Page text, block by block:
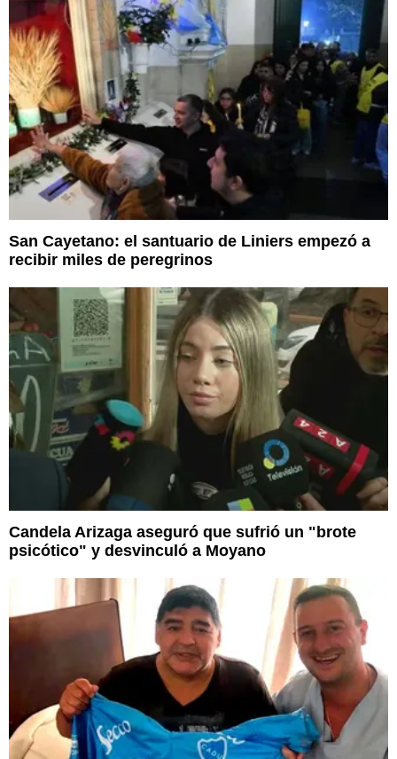
San Cayetano: el santuario de Liniers empezó a
recibir miles de peregrinos
Candela Arizaga aseguró que sufrió un "brote
psicótico" y desvinculó a Moyano